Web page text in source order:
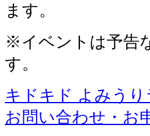
ます。
※イベントは予告
す。
キドキド よみう
お問い合わせ・お